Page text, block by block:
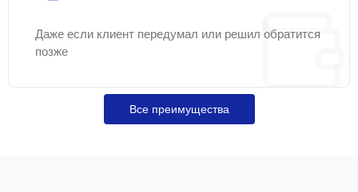
Даже если клиент передумал или решил обратится
позже
Все преимущества